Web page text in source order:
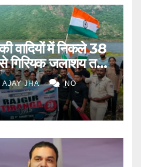
वादियों में निकले 38
गिरियक जलाशय तक
AJAY JHA NO